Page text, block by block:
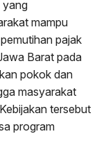
yang
mampu
pajak
Barat pada
pokok dan
masyarakat
tersebut
program